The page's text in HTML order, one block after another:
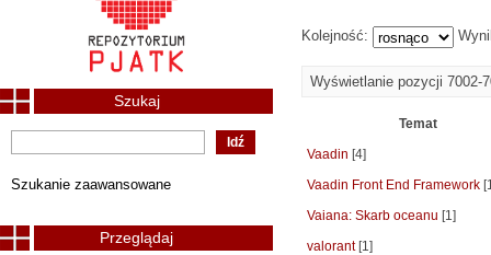
Kolejność:
Wyświetlanie pozycji 7002-
Temat
Vaadin [4]
Vaadin Front End Framework
Vaiana: Skarb oceanu [1]
valorant[1]
Szukaj
Szukanie zaawansowane
Przeglądaj